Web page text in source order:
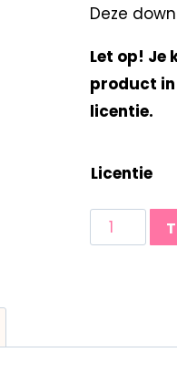
Deze
Let op! Je
product in
licentie.
Licentie